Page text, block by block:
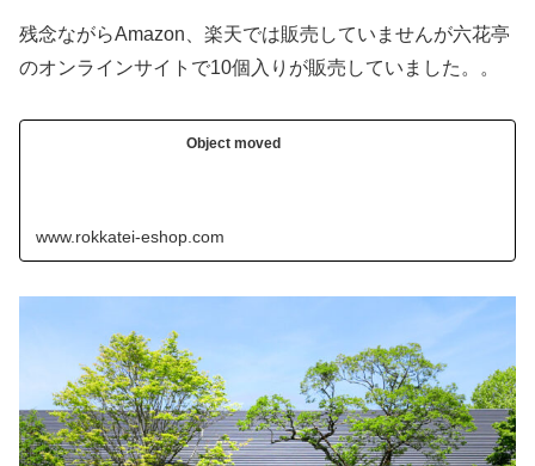
残念ながらAmazon、楽天では販売していませんが六花亭
のオンラインサイトで10個入りが販売していました。。
Object moved
www.rokkatei-eshop.com